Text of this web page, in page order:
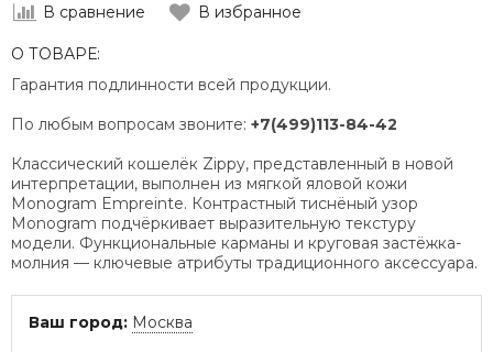
В сравнение В избранное
О ТОВАРЕ:
Гарантия подлинности всей продукции.
По любым вопросам звоните: +7(499)113-84-42
Классический кошелёк Zippy, представленный в новой
интерпретации, выполнен из мягкой яловой кожи
Monogram Empreinte. Контрастный тиснёный узор
Monogram подчёркивает выразительную текстуру
модели. Функциональные карманы и круговая застёжка-
молния — ключевые атрибуты традиционного аксессуара.
Ваш город: Москва